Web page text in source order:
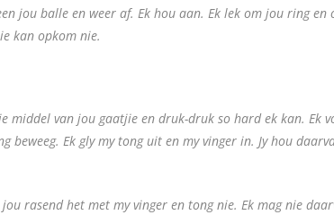
jou balle en weer af. Ek hou aan. Ek lek om jou ring en
kan opkom nie.
middel van jou gaatjie en druk-druk so hard ek kan. Ek
beweeg. Ek gly my tong uit en my vinger in. Jy hou
rasend het met my vinger en tong nie. Ek mag nie